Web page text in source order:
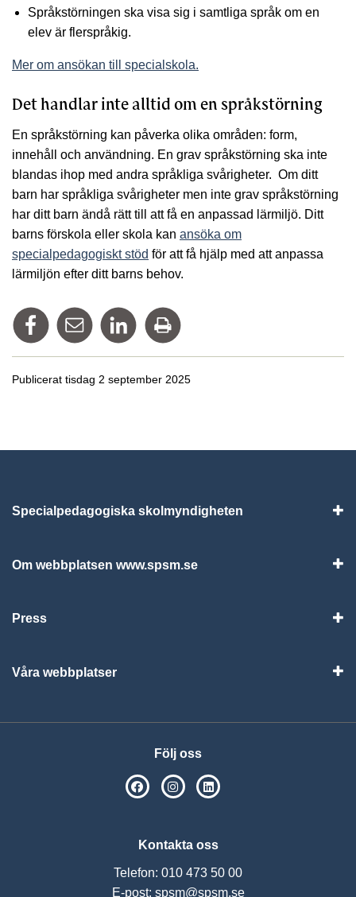
Språkstörningen ska visa sig i samtliga språk om en
elev är flerspråkig.
Mer om ansökan till specialskola.
Det handlar inte alltid om en språkstörning
En språkstörning kan påverka olika områden: form,
innehåll och användning. En grav språkstörning ska inte
blandas ihop med andra språkliga svårigheter. Om ditt
barn har språkliga svårigheter men inte grav språkstörning
har ditt barn ändå rätt till att få en anpassad lärmiljö. Ditt
barns förskola eller skola kan ansöka om
specialpedagogiskt stöd för att få hjälp med att anpassa
lärmiljön efter ditt barns behov.
Dela på Facebook
Tipsa via mailDela på Linkedin
Publicerat tisdag 2 september 2025
Specialpedagogiska skolmyndigheten
Om webbplatsen www.spsm.se
Press
Våra webbplatser
Följ oss
SPSM på Facebook
SPSM på Instagram
Kontakta oss
Telefon: 010 473 50 00
E-post: spsm@spsm.se